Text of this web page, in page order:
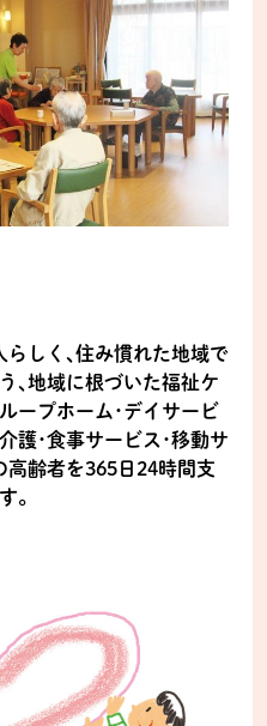
らしく､住み慣れた地域で
､地域に根づいた福祉ケ
ープホーム･デイサービ
護･食事サービス･移動サ
高齢者を365日24時間支
。